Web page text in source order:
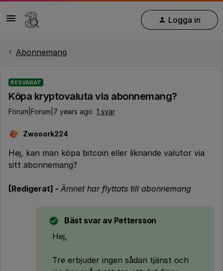
Logga in
Abonnemang
BESVARAT
Köpa kryptovaluta via abonnemang?
Forum|Forum|7 years ago 1 svar
Z Zwooork224
Hej, kan man köpa bitcoin eller liknande valutor via
sitt abonnemang?
[Redigerat] - Ämnet har flyttats till abonnemang
Bäst svar av Pettersson
Hej,
Tre erbjuder ingen sådan tjänst och